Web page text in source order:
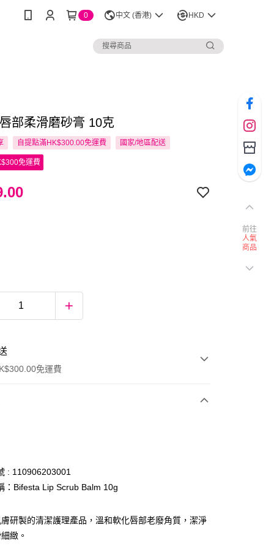
0 中文 (香港) HKD
部柔滑磨砂膏 10克
自提點滿HK$300.00免運費 國家/地區配送
免運費
免運費
: 110906203001
：Bifesta Lip Scrub Balm 10g
研製的清潔護理產品，溫和軟化唇部老廢角質，潔淨
緻。
前往
人氣
商品